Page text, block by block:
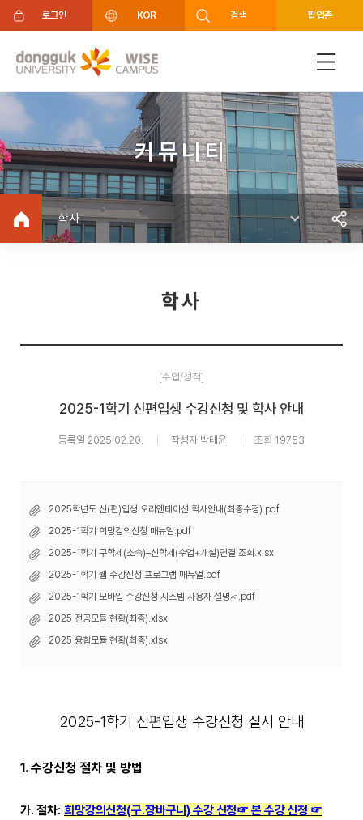
주메뉴 바로가기
푸터 바로가기
로그인 KOR 검색 팝업존
커뮤니티
학사
학사
[수업/성적]
2025-1학기 신편입생 수강신청 및 학사 안내
등록일 2025.02.20. 작성자 박태윤 조회 19753
2025학년도 신(편)입생 오리엔테이션 학사안내(최종수정).pdf
2025-1학기 희망강의신청 매뉴얼.pdf
2025-1학기 구학제(소속)–신학제(수업+개설)연결 조회.xlsx
2025-1학기 웹 수강신청 프로그램 매뉴얼.pdf
2025-1학기 모바일 수강신청 시스템 사용자 설명서.pdf
2025 전공모듈 현황(최종).xlsx
2025 융합모듈 현황(최종).xlsx
2025-1학기 신편입생 수강신청 실시 안내
1.수강신청 절차 및 방법
가. 절차: 희망강의신청(구.장바구니)수강 신청☞본 수강 신청 ☞